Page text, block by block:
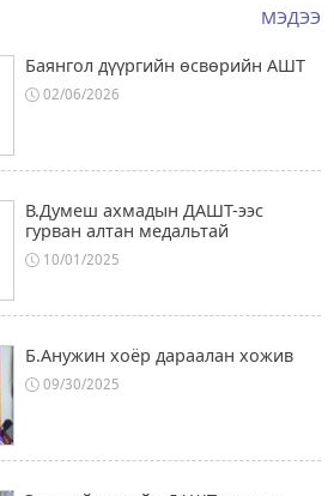
МЭДЭЭ
Баянгол дүүргийн өсвөрийн АШТ
02/06/2026
В.Думеш ахмадын ДАШТ-ээс
гурван алтан медальтай
10/01/2025
Б.Анужин хоёр дараалан хожив
09/30/2025